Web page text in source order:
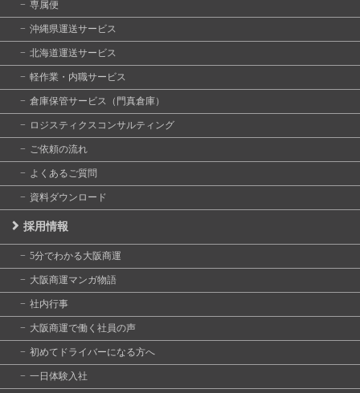
専属便
沖縄県運送サービス
北海道運送サービス
軽作業・内職サービス
倉庫保管サービス（門真倉庫）
ロジスティクスコンサルティング
ご依頼の流れ
よくあるご質問
資料ダウンロード
採用情報
5分でわかる大阪商運
大阪商運マンガ物語
社内行事
大阪商運で働く社員の声
初めてドライバーになる方へ
一日体験入社